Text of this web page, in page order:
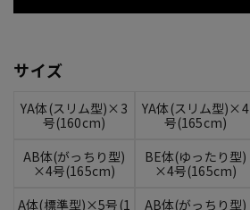
サイズ
YA体(スリム型)×3
号(160cm)
YA体(スリム型)×4
号(165cm)
AB体(がっちり型)
×4号(165cm)
BE体(ゆったり型)
×4号(165cm)
A体(標準型)×5号(1
AB体(がっちり型)